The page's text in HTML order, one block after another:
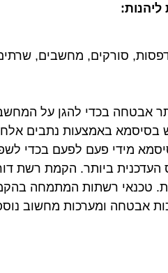
סורקים, מחשבים,
אבטחה בכדי להגן על המחשב
באמצעות נתבים
מידי פעם לפעם בכדי
העדכנית ביותר. הקמת רשת
טכנאי רשתות המתמחה
אבטחה ומערכות מחשוב